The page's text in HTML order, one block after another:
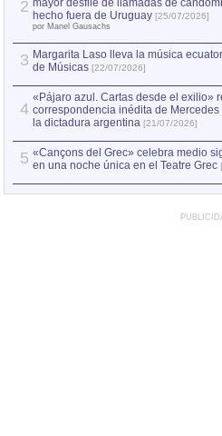
2 mayor desfile de llamadas de
hecho fuera de Uruguay [25/07/2026]
por Manel Gausachs
3 Margarita Laso lleva la música
de Músicas [22/07/2026]
4
«Pájaro azul. Cartas desde el exilio»
correspondencia inédita de Mercedes
la dictadura argentina [21/07/2026]
5 «Cançons del Grec» celebra medio
en una noche única en el Teatre Grec